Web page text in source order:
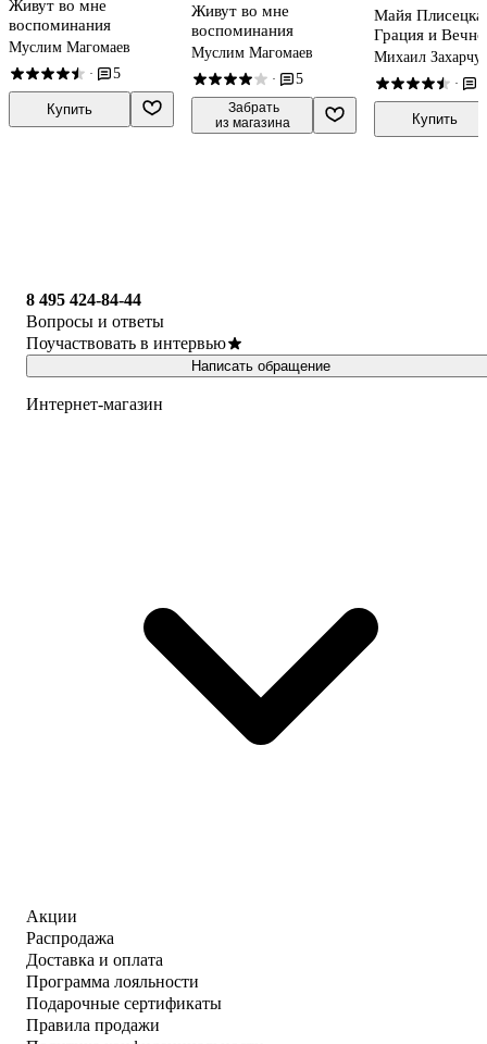
Живут во мне
воспоминания
Муслим Магомаев
· 5
Купить
Живут во мне
воспоминания
Муслим Магомаев
· 5
Забрать
из магазина
Майя
Грация и
Михаил
·
Купить
8 495 424-84-44
Вопросы и ответы
Поучаствовать в интервью
Написать обращение
Интернет-магазин
Акции
Распродажа
Доставка и оплата
Программа лояльности
Подарочные сертификаты
Правила продажи